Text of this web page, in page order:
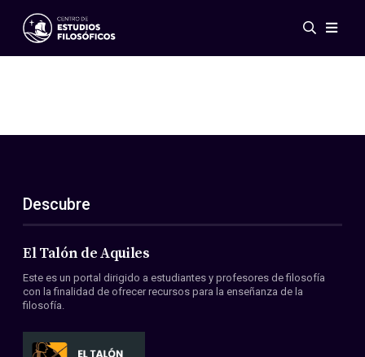
Eventos
ES
EN
Acerca de nosotros
Miembros
Convenios
Descubre
El Talón de Aquiles
Este es un portal dirigido a estudiantes y profesores de filosofía
con la finalidad de ofrecer recursos para la enseñanza de la
filosofía.